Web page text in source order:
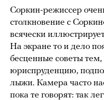
Соркин-режиссер
столкновение с
всячески
На экране то и дело
бесценные советы тем,
юриспруденцию,
лыжи. Камера часто
пока те говорят: так